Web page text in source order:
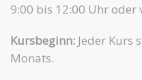
9:00 bis 12:00 Uhr oder
Kursbeginn: Jeder Kurs
Monats.